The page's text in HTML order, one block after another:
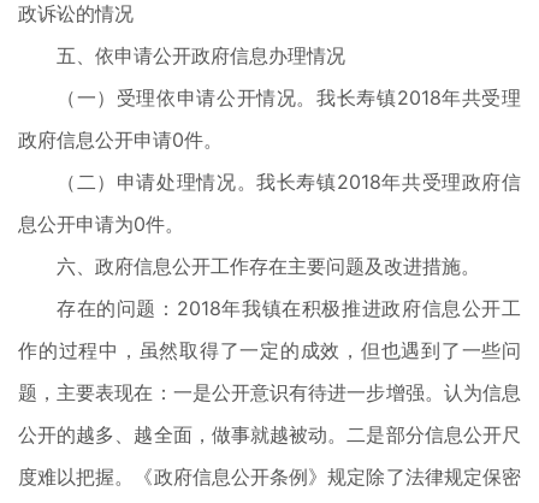
政诉讼的情况
五、依申请公开政府信息办理情况
（一）受理依申请公开情况。我长寿镇2018年共受理
政府信息公开申请0件。
（二）申请处理情况。我长寿镇2018年共受理政府信
息公开申请为0件。
六、政府信息公开工作存在主要问题及改进措施。
存在的问题：2018年我镇在积极推进政府信息公开工
作的过程中，虽然取得了一定的成效，但也遇到了一些问
题，主要表现在：一是公开意识有待进一步增强。认为信息
公开的越多、越全面，做事就越被动。二是部分信息公开尺
度难以把握。《政府信息公开条例》规定除了法律规定保密